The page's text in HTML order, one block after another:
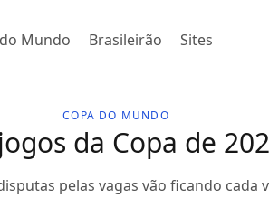
Mundo Brasileirão Sites
COPA DO MUNDO
da Copa de
pelas vagas vão ficando cada